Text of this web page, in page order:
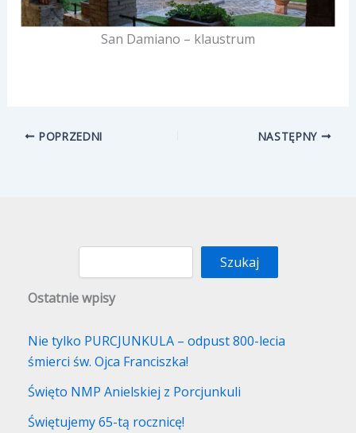
San Damiano – klaustrum
POPRZEDNI NASTĘPNY
Szukaj
Ostatnie wpisy
Nie tylko PURCJUNKULA – odpust 800-lecia
śmierci św. Ojca Franciszka!
Święto NMP Anielskiej z Porcjunkuli
Świętujemy 65-tą rocznicę!